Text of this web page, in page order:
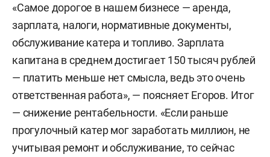
«Самое дорогое в нашем бизнесе — аренда,
зарплата, налоги, нормативные документы,
обслуживание катера и топливо. Зарплата
капитана в среднем достигает 150 тысяч рублей
— платить меньше нет смысла, ведь это очень
ответственная работа», — поясняет Егоров. Итог
— снижение рентабельности. «Если раньше
прогулочный катер мог заработать миллион, не
учитывая ремонт и обслуживание, то сейчас